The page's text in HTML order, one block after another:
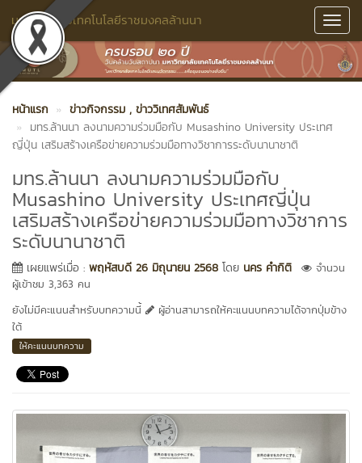
มหาวิทยาลัยเทคโนโลยีราชมงคลล้านนา
หน้าแรก ข่าวกิจกรรม , ข่าววิเทศสัมพันธ์
มทร.ล้านนา ลงนามความร่วมมือกับ Musashino University ประเทศ
ญี่ปุ่น เสริมสร้างเครือข่ายความร่วมมือทางวิชาการระดับนานาชาติ
มทร.ล้านนา ลงนามความร่วมมือกับ
Musashino University ประเทศญี่ปุ่น
เสริมสร้างเครือข่ายความร่วมมือทางวิชาการ
ระดับนานาชาติ
เผยแพร่เมื่อ : พฤหัสบดี 26 มิถุนายน 2568 โดย นคร คำกิติ
จำนวน
ผู้เข้าชม 3,363 คน
ยังไม่มีคะแนนสำหรับบทความนี้
ผู้อ่านสามารถให้คะแนนบทความได้จากปุ่มข้าง
ใต้
ให้คะแนนบทความ